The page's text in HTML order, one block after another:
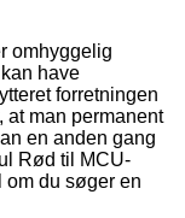
omhyggelig
have
forretningen
at man permanent
en anden gang
Rød til MCU-
du søger en